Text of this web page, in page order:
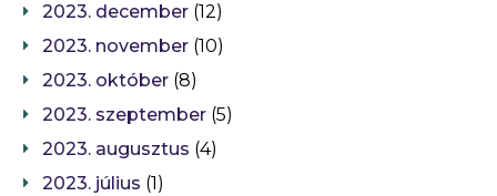
2023. december (12)
2023. november (10)
2023. október (8)
2023. szeptember (5)
2023. augusztus (4)
2023. július (1)